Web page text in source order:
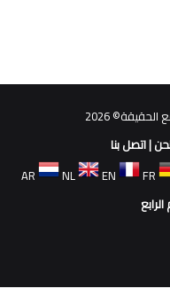
2026
|اتصل بنا
AR
NL EN FR